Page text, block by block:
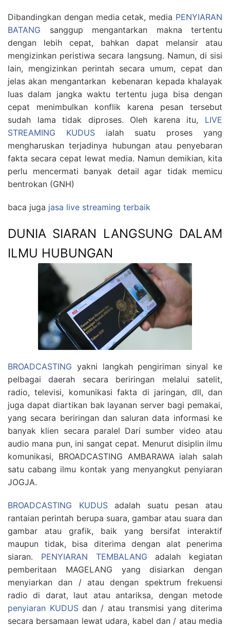
Dibandingkan dengan media cetak, media PENYIARAN
BATANG sanggup mengantarkan makna tertentu
dengan lebih cepat, bahkan dapat melansir atau
mengizinkan peristiwa secara langsung. Namun, di sisi
lain, mengizinkan perintah secara umum, cepat dan
jelas akan mengantarkan kebenaran kepada khalayak
luas dalam jangka waktu tertentu juga bisa dengan
cepat menimbulkan konflik karena pesan tersebut
sudah lama tidak diproses. Oleh karena itu, LIVE
STREAMING KUDUS ialah suatu proses yang
mengharuskan terjadinya hubungan atau penyebaran
fakta secara cepat lewat media. Namun demikian, kita
perlu mencermati banyak detail agar tidak memicu
bentrokan (GNH)
baca juga jasa live streaming terbaik
DUNIA SIARAN LANGSUNG DALAM
ILMU HUBUNGAN
BROADCASTING yakni langkah pengiriman sinyal ke
pelbagai daerah secara beriringan melalui satelit,
radio, televisi, komunikasi fakta di jaringan, dll, dan
juga dapat diartikan bak layanan server bagi pemakai,
yang secara beriringan dan saluran data informasi ke
banyak klien secara paralel Dari sumber video atau
audio mana pun, ini sangat cepat. Menurut disiplin ilmu
komunikasi, BROADCASTING AMBARAWA ialah salah
satu cabang ilmu kontak yang menyangkut penyiaran
JOGJA.
BROADCASTING KUDUSadalah suatu pesan atau
rantaian perintah berupa suara, gambar atau suara dan
gambar atau grafik, baik yang bersifat interaktif
maupun tidak, bisa diterima dengan alat penerima
siaran. PENYIARAN TEMBALANG adalah kegiatan
pemberitaan MAGELANG yang disiarkan dengan
menyiarkan dan / atau dengan spektrum frekuensi
radio di darat, laut atau antariksa, dengan metode
penyiaran KUDUSdan / atau transmisi yang diterima
secara bersamaan lewat udara, kabel dan / atau media